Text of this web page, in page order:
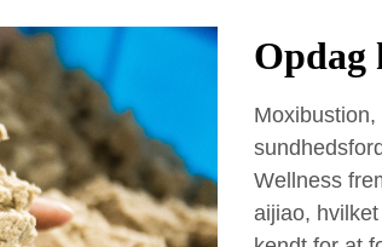
Opdag
Wellness
aijiao,